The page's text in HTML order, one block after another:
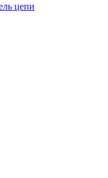
цепи